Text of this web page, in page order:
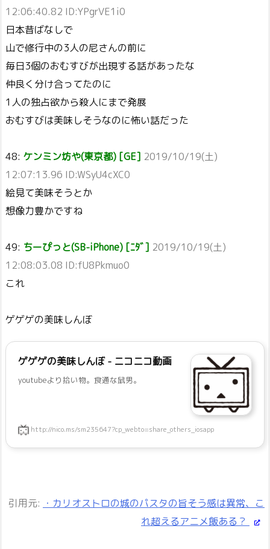
12:06:40.82 ID:YPgrVE1i0
日本昔ばなしで
山で修行中の3人の尼さんの前に
毎日3個のおむすびが出現する話があったな
仲良く分け合ってたのに
1人の独占欲から殺人にまで発展
おむすびは美味しそうなのに怖い話だった
48: ケンミン坊や(東京都) [GE] 2019/10/19(土)
12:07:13.96 ID:WSyU4cXC0
絵見て美味そうとか
想像力豊かですね
49: ちーぴっと(SB-iPhone) [ﾆﾀﾞ] 2019/10/19(土)
12:08:03.08 ID:fU8Pkmuo0
これ
ゲゲゲの美味しんぼ
ゲゲゲの美味しんぼ - ニコニコ動画
youtubeより拾い物。食通な鼠男。
http://nico.ms/sm235647?cp_webto=share_others_iosapp
引用元: ・カリオストロの城のパスタの旨そう感は異常、こ
れ超えるアニメ飯ある？